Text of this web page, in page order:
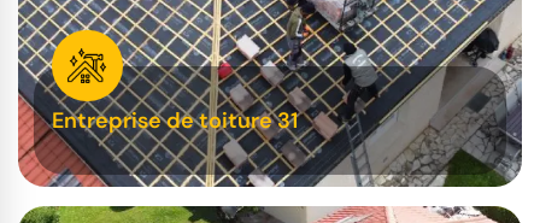
Entreprise de toiture 31